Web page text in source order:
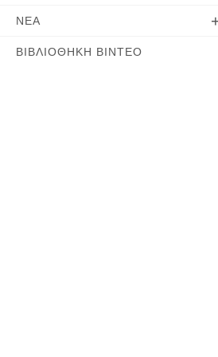
ΝΈΑ
ΒΙΒΛΙΟΘΉΚΗ ΒΊΝΤΕΟ